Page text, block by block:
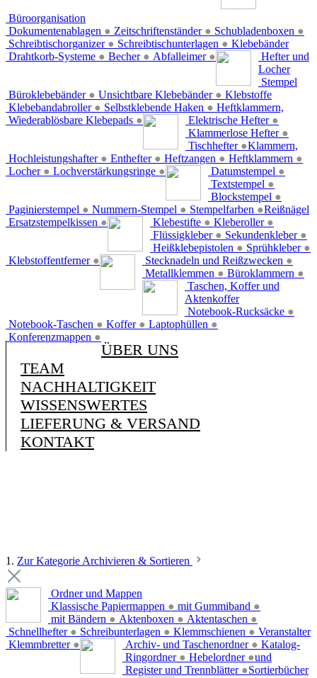
Büroorganisation
Dokumentenablagen ● Zeitschriftenständer ● Schubladenboxen ●
Schreibtischorganizer ● Schreibtischunterlagen ●
Drahtkorb-Systeme ● Becher ● Abfalleimer ●
Klebebänder
Büroklebebänder ● Unsichtbare Klebebänder ●
Klebebandabroller ● Selbstklebende Haken ●
Wiederablösbare Klebepads ●
Hefter und
Locher
Elektrische Hefter ●
Klammerlose Hefter ●
Tischhefter ●
Hochleistungshafter ● Enthefter ● Heftzangen ● Heftklammern ●
Locher ● Lochverstärkungsringe ●
Stempel
Datumstempel ●
Textstempel ●
Blockstempel ●
Paginierstempel ● Nummern-Stempel ● Stempelfarben ●
Ersatzstempelkissen ●
Klebstoffe
Klebestifte ● Kleberoller ●
Flüssigkleber ● Sekundenkleber ●
Heißklebepistolen ● Sprühkleber ●
Klebstoffentferner ●
Heftklammern,
Klammern,
Reißnägel
Stecknadeln und Reißzwecken ●
Metallklemmen ● Büroklammern ●
Taschen, Koffer und
Aktenkoffer
Notebook-Rucksäcke ●
Notebook-Taschen ● Koffer ● Laptophüllen ●
Konferenzmappen ●
ÜBER UNS
TEAM
NACHHALTIGKEIT
WISSENSWERTES
LIEFERUNG & VERSAND
KONTAKT
1. Zur Kategorie Archivieren & Sortieren
Ordner und Mappen
Klassische Papiermappen ● mit Gummiband ●
mit Bändern ● Aktenboxen ● Aktentaschen ●
Schnellhefter ● Schreibunterlagen ● Klemmschienen ●
Klemmbretter ●
Veranstalter
Archiv- und Taschenordner ●
Ringordner ● Hebelordner ●
Register und Trennblätter ●
Katalog-
und
Sortierbücher